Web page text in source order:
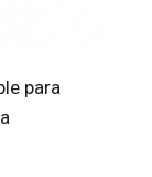
para